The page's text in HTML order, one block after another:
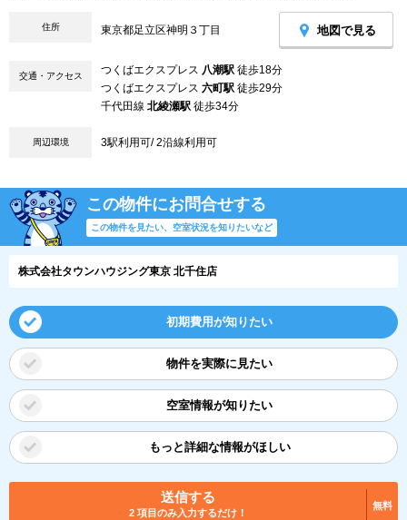
住所 東京都足立区神明３丁目 地図で見る
交通・アクセス つくばエクスプレス 八潮駅 徒歩18分
つくばエクスプレス 六町駅 徒歩29分
千代田線 北綾瀬駅 徒歩34分
周辺環境 3駅利用可/ 2沿線利用可
この物件にお問合せする
この物件を見たい、空室状況を知りたいなど
株式会社タウンハウジング東京 北千住店
初期費用が知りたい
物件を実際に見たい
空室情報が知りたい
もっと詳細な情報がほしい
送信する
2 項目のみ入力するだけ！
無料